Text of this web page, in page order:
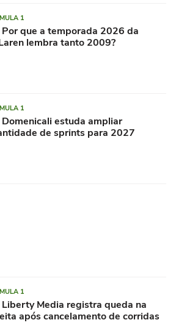
1
Por que a temporada 2026 da
lembra tanto 2009?
1
Domenicali estuda ampliar
de sprints para 2027
1
Liberty Media registra queda na
após cancelamento de corridas